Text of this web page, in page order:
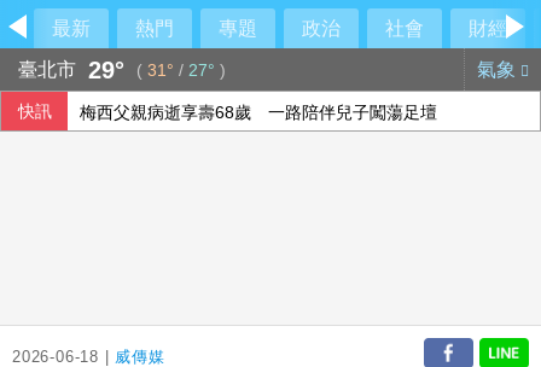
最新 熱門 專題 政治 社會
財經
臺北市 29° ( 31° / 27° ) 氣象
快訊 梅西父親病逝享壽68歲 一路陪伴兒子闖蕩足壇
2026-06-18 | 威傳媒